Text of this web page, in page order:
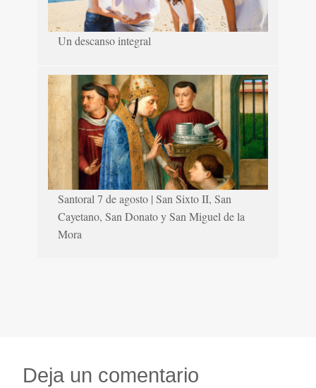
Un descanso integral
Santoral 7 de agosto | San Sixto II, San
Cayetano, San Donato y San Miguel de la
Mora
Deja un comentario